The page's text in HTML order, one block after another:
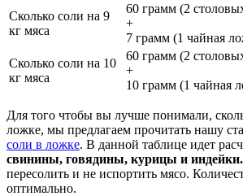
Сколько соли на 9
кг мяса
60 грамм (2
+
7 грамм (1 чайная
Сколько соли на 10
кг мяса
60 грамм (2
+
10 грамм (1 чайная
Для того чтобы вы лучше понимали,
ложке, мы предлагаем прочитать нашу
соли в ложке. В данной таблице идет
свинины, говядины, курицы и индейки.
пересолить и не испортить мясо.
оптимально.